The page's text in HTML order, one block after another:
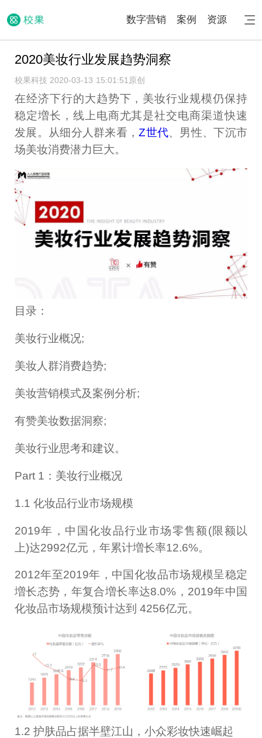
数字营销 案例 资源
2020美妆行业发展趋势洞察
校果科技 2020-03-13 15:01:51 原创
在经济下行的大趋势下，美妆行业规模仍保持
稳定増长，线上电商尤其是社交电商渠道快速
发展。从细分人群来看，Z世代、男性、下沉市
场美妆消费潜力巨大。
目录：
美妆行业概况;
美妆人群消费趋势;
美妆营销模式及案例分析;
有赞美妆数据洞察;
美妆行业思考和建议。
Part 1：美妆行业概况
1.1 化妆品行业市场规模
2019年，中国化妆品行业市场零售额(限额以
上)达2992亿元，年累计増长率12.6%。
2012年至2019年，中国化妆品市场规模呈稳定
増长态势，年复合増长率达8.0%，2019年中国
化妆品市场规模预计达到 4256亿元。
1.2 护肤品占据半壁江山，小众彩妆快速崛起